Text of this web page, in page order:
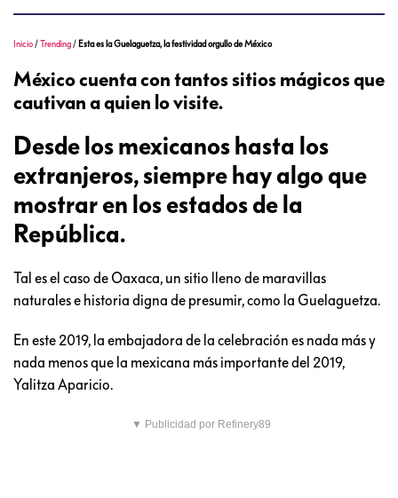
Inicio /Trending / Esta es la Guelaguetza, la festividad orgullo de México
México cuenta con tantos sitios mágicos que
cautivan a quien lo visite.
Desde los mexicanos hasta los
extranjeros, siempre hay algo que
mostrar en los estados de la
República.
Tal es el caso de Oaxaca, un sitio lleno de maravillas
naturales e historia digna de presumir, como la Guelaguetza.
En este 2019, la embajadora de la celebración es nada más y
nada menos que la mexicana más importante del 2019,
Yalitza Aparicio.
▼ Publicidad por Refinery89